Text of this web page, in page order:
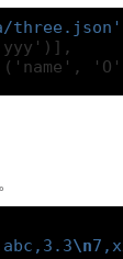
three.json'
\n